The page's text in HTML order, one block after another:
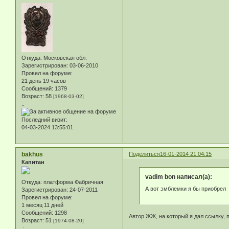
Откуда: Московская обл.
Зарегистрирован: 03-06-2010
Провел на форуме:
21 день 19 часов
Сообщений: 1379
Возраст: 58 [1968-03-02]
.:
Последний визит:
04-03-2024 13:55:01
Поделиться16-01-2014 21:04:15
bakhus
Капитан
Откуда: платформа Фабричная
Зарегистрирован: 24-07-2011
Провел на форуме:
1 месяц 11 дней
Сообщений: 1298
Возраст: 51 [1974-08-20]
vadim bon написал(а):
А вот эмблемки я бы приобрел
Автор ЖЖ, на который я дал ссылку,